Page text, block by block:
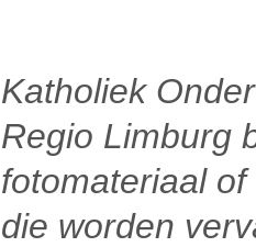
Katholiek
Regio Limburg
fotomateriaal
die worden